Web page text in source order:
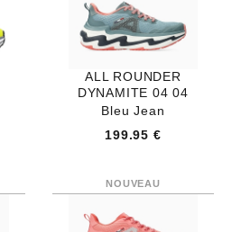
ALL ROUNDER
DYNAMITE 04 04
Bleu Jean
199.95 €